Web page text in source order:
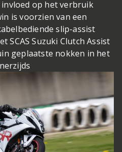
op het verbruik
is voorzien van een
slip-assist
SCAS Suzuki Clutch Assist
geplaatste nokken in het